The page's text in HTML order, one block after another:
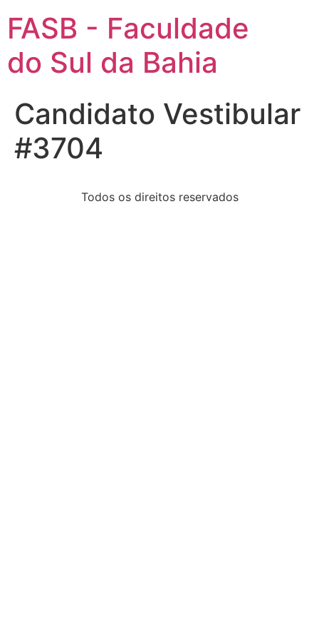
FASB - Faculdade
do Sul da Bahia
Candidato Vestibular
#3704
Todos os direitos reservados